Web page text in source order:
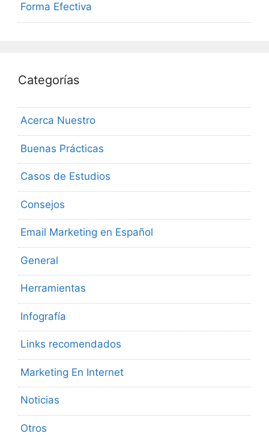
Forma Efectiva
Categorías
Acerca Nuestro
Buenas Prácticas
Casos de Estudios
Consejos
Email Marketing en Español
General
Herramientas
Infografía
Links recomendados
Marketing En Internet
Noticias
Otros